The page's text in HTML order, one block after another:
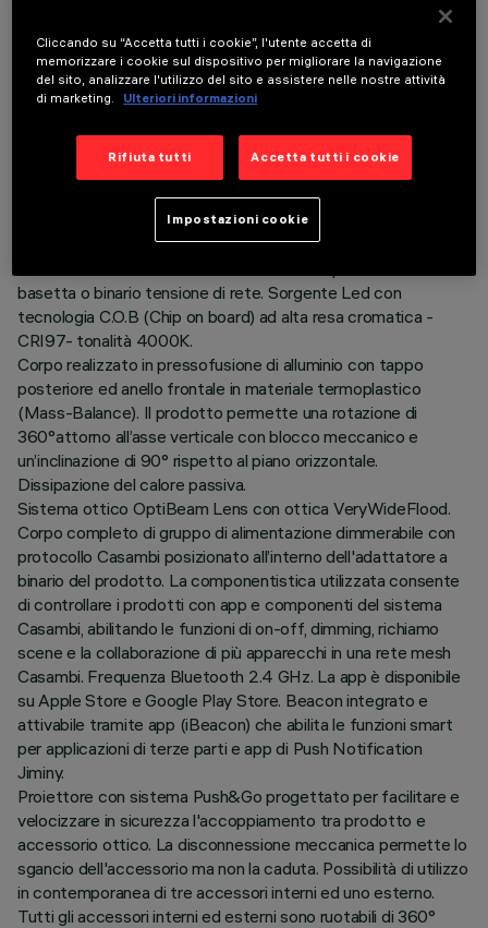
DATI TECNICI
basetta o binario tensione di rete. Sorgente Led con
tecnologia C.O.B (Chip on board) ad alta resa cromatica -
CRI97- tonalità 4000K.
Corpo realizzato in pressofusione di alluminio con tappo
posteriore ed anello frontale in materiale termoplastico
(Mass-Balance). Il prodotto permette una rotazione di
360°attorno all’asse verticale con blocco meccanico e
un’inclinazione di 90° rispetto al piano orizzontale.
Dissipazione del calore passiva.
Sistema ottico OptiBeam Lens con ottica VeryWideFlood.
Corpo completo di gruppo di alimentazione dimmerabile con
protocollo Casambi posizionato all’interno dell'adattatore a
binario del prodotto. La componentistica utilizzata consente
di controllare i prodotti con app e componenti del sistema
Casambi, abilitando le funzioni di on-off, dimming, richiamo
scene e la collaborazione di più apparecchi in una rete mesh
Casambi. Frequenza Bluetooth 2.4 GHz. La app è disponibile
su Apple Store e Google Play Store. Beacon integrato e
attivabile tramite app (iBeacon) che abilita le funzioni smart
per applicazioni di terze parti e app di Push Notification
Jiminy.
Proiettore con sistema Push&Go progettato per facilitare e
velocizzare in sicurezza l'accoppiamento tra prodotto e
accessorio ottico. La disconnessione meccanica permette lo
sgancio dell'accessorio ma non la caduta. Possibilità di utilizzo
in contemporanea di tre accessori interni ed uno esterno.
Tutti gli accessori interni ed esterni sono ruotabili di 360°
Cliccando su “Accetta tutti i cookie”, l'utente accetta di
memorizzare i cookie sul dispositivo per migliorare la navigazione
del sito, analizzare l'utilizzo del sito e assistere nelle nostre attività
di marketing.
Ulteriori informazioni
Rifiuta tutti Accetta tutti i cookie
Impostazioni cookie